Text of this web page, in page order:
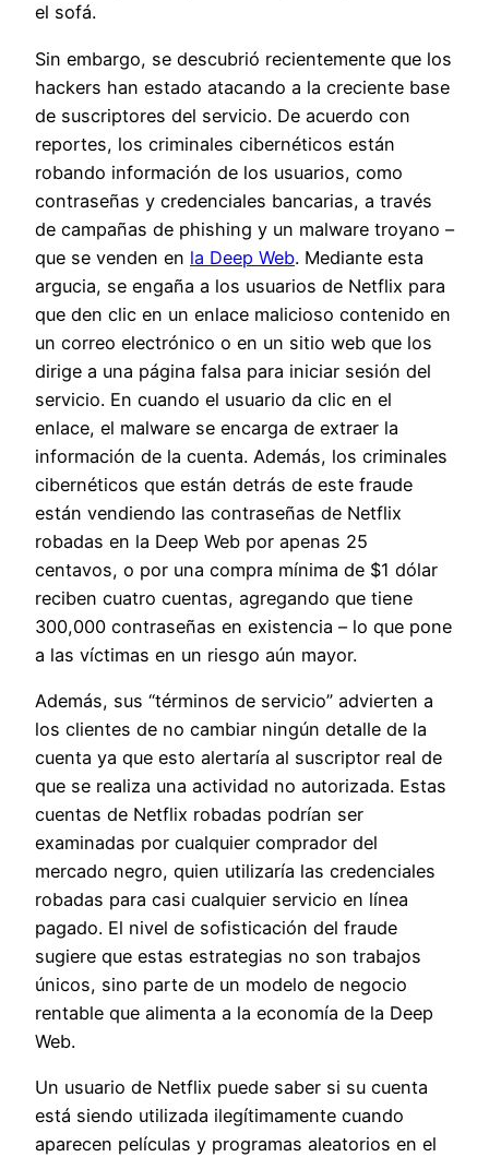
el sofá.
Sin embargo, se descubrió recientemente que los
hackers han estado atacando a la creciente base
de suscriptores del servicio. De acuerdo con
reportes, los criminales cibernéticos están
robando información de los usuarios, como
contraseñas y credenciales bancarias, a través
de campañas de phishing y un malware troyano –
que se venden en la Deep Web. Mediante esta
argucia, se engaña a los usuarios de Netflix para
que den clic en un enlace malicioso contenido en
un correo electrónico o en un sitio web que los
dirige a una página falsa para iniciar sesión del
servicio. En cuando el usuario da clic en el
enlace, el malware se encarga de extraer la
información de la cuenta. Además, los criminales
cibernéticos que están detrás de este fraude
están vendiendo las contraseñas de Netflix
robadas en la Deep Web por apenas 25
centavos, o por una compra mínima de $1 dólar
reciben cuatro cuentas, agregando que tiene
300,000 contraseñas en existencia – lo que pone
a las víctimas en un riesgo aún mayor.
Además, sus “términos de servicio” advierten a
los clientes de no cambiar ningún detalle de la
cuenta ya que esto alertaría al suscriptor real de
que se realiza una actividad no autorizada. Estas
cuentas de Netflix robadas podrían ser
examinadas por cualquier comprador del
mercado negro, quien utilizaría las credenciales
robadas para casi cualquier servicio en línea
pagado. El nivel de sofisticación del fraude
sugiere que estas estrategias no son trabajos
únicos, sino parte de un modelo de negocio
rentable que alimenta a la economía de la Deep
Web.
Un usuario de Netflix puede saber si su cuenta
está siendo utilizada ilegítimamente cuando
aparecen películas y programas aleatorios en el